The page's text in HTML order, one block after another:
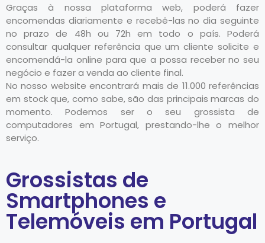
Graças à nossa plataforma web, poderá fazer
encomendas diariamente e recebê-las no dia seguinte
no prazo de 48h ou 72h em todo o país. Poderá
consultar qualquer referência que um cliente solicite e
encomendá-la online para que a possa receber no seu
negócio e fazer a venda ao cliente final.
No nosso website encontrará mais de 11.000 referências
em stock que, como sabe, são das principais marcas do
momento. Podemos ser o seu grossista de
computadores em Portugal, prestando-lhe o melhor
serviço.
Grossistas de
Smartphones e
Telemóveis em Portugal